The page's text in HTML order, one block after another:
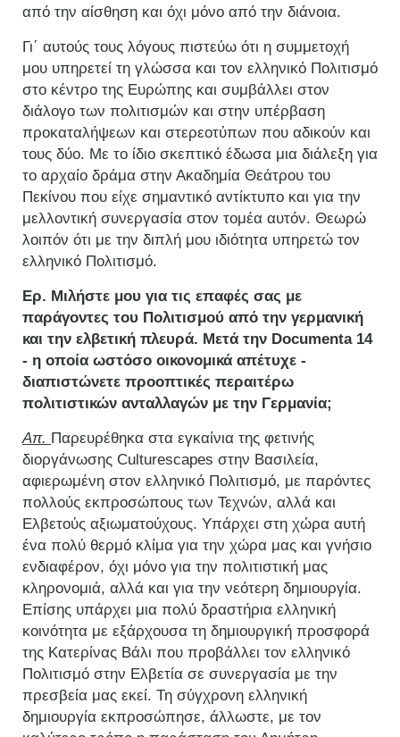
από την αίσθηση και όχι μόνο από την διάνοια.
Γι΄ αυτούς τους λόγους πιστεύω ότι η συμμετοχή
μου υπηρετεί τη γλώσσα και τον ελληνικό Πολιτισμό
στο κέντρο της Ευρώπης και συμβάλλει στον
διάλογο των πολιτισμών και στην υπέρβαση
προκαταλήψεων και στερεοτύπων που αδικούν και
τους δύο. Με το ίδιο σκεπτικό έδωσα μια διάλεξη για
το αρχαίο δράμα στην Ακαδημία Θεάτρου του
Πεκίνου που είχε σημαντικό αντίκτυπο και για την
μελλοντική συνεργασία στον τομέα αυτόν. Θεωρώ
λοιπόν ότι με την διπλή μου ιδιότητα υπηρετώ τον
ελληνικό Πολιτισμό.
Ερ. Μιλήστε μου για τις επαφές σας με
παράγοντες του Πολιτισμού από την γερμανική
και την ελβετική πλευρά. Μετά την Documenta 14
- η οποία ωστόσο οικονομικά απέτυχε -
διαπιστώνετε προοπτικές περαιτέρω
πολιτιστικών ανταλλαγών με την Γερμανία;
Απ. Παρευρέθηκα στα εγκαίνια της φετινής
διοργάνωσης Culturescapes στην Βασιλεία,
αφιερωμένη στον ελληνικό Πολιτισμό, με παρόντες
πολλούς εκπροσώπους των Τεχνών, αλλά και
Ελβετούς αξιωματούχους. Υπάρχει στη χώρα αυτή
ένα πολύ θερμό κλίμα για την χώρα μας και γνήσιο
ενδιαφέρον, όχι μόνο για την πολιτιστική μας
κληρονομιά, αλλά και για την νεότερη δημιουργία.
Επίσης υπάρχει μια πολύ δραστήρια ελληνική
κοινότητα με εξάρχουσα τη δημιουργική προσφορά
της Κατερίνας Βάλι που προβάλλει τον ελληνικό
Πολιτισμό στην Ελβετία σε συνεργασία με την
πρεσβεία μας εκεί. Τη σύγχρονη ελληνική
δημιουργία εκπροσώπησε, άλλωστε, με τον